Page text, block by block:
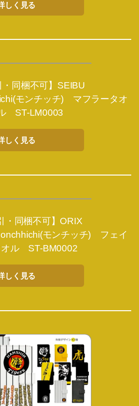
しく見る
・同梱不可】SEIBU
モンチッチ) マフラータオ
ST-LM0003
しく見る
・同梱不可】ORIX
モンチッチ) フェイ
オル ST-BM0002
しく見る